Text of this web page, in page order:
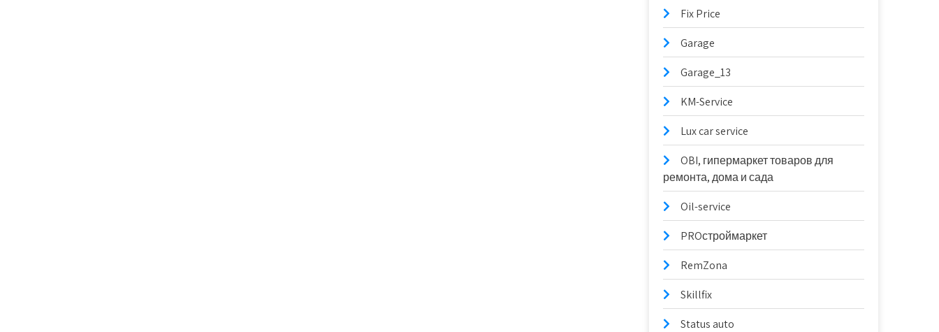
Fix Price
Garage
Garage_13
KM-Service
Lux car service
OBI, гипермаркет товаров для
ремонта, дома и сада
Oil-service
PROстроймаркет
RemZona
Skillfix
Status auto